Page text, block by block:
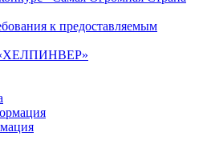
к предоставляемым
«ХЕЛПИНВЕР»